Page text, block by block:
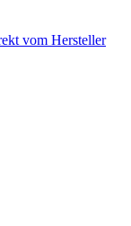
vom Hersteller